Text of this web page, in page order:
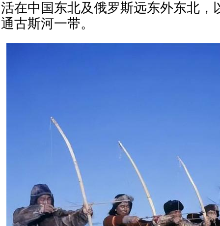
活在中国东北及俄罗斯远东外东北，
通古斯河一带。